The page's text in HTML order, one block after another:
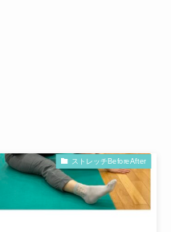
ストレッチBeforeAfter